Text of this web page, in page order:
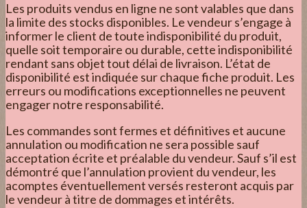
Les produits vendus en ligne ne sont valables que dans
la limite des stocks disponibles. Le vendeur s’engage à
informer le client de toute indisponibilité du produit,
quelle soit temporaire ou durable, cette indisponibilité
rendant sans objet tout délai de livraison. L’état de
disponibilité est indiquée sur chaque fiche produit. Les
erreurs ou modifications exceptionnelles ne peuvent
engager notre responsabilité.
Les commandes sont fermes et définitives et aucune
annulation ou modification ne sera possible sauf
acceptation écrite et préalable du vendeur. Sauf s’il est
démontré que l’annulation provient du vendeur, les
acomptes éventuellement versés resteront acquis par
le vendeur à titre de dommages et intérêts.